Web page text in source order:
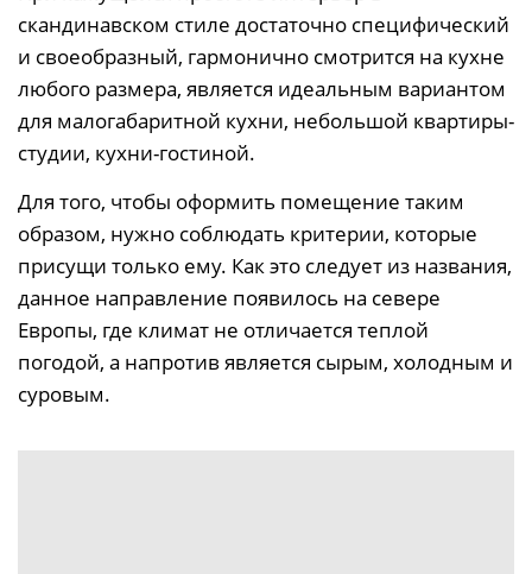
скандинавском стиле достаточно специфический
и своеобразный, гармонично смотрится на кухне
любого размера, является идеальным вариантом
для малогабаритной кухни, небольшой квартиры-
студии, кухни-гостиной.
Для того, чтобы оформить помещение таким
образом, нужно соблюдать критерии, которые
присущи только ему. Как это следует из названия,
данное направление появилось на севере
Европы, где климат не отличается теплой
погодой, а напротив является сырым, холодным и
суровым.